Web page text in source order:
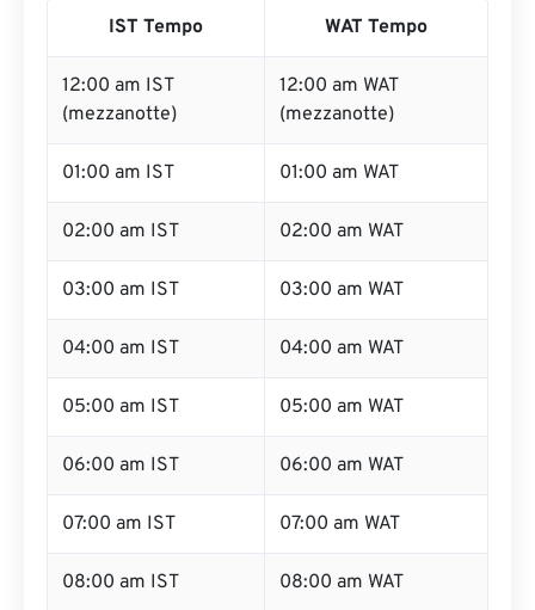
IST Tempo WAT Tempo
12:00 am IST
(mezzanotte)
12:00 am WAT
(mezzanotte)
01:00 am IST 01:00 am WAT
02:00 am IST 02:00 am WAT
03:00 am IST 03:00 am WAT
04:00 am IST 04:00 am WAT
05:00 am IST 05:00 am WAT
06:00 am IST 06:00 am WAT
07:00 am IST 07:00 am WAT
08:00 am IST 08:00 am WAT